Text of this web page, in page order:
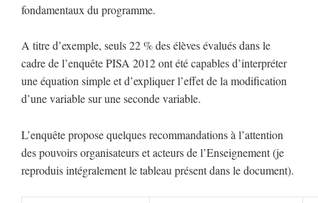
fondamentaux du programme.
A titre d’exemple, seuls 22 % des élèves évalués dans le
cadre de l’enquête PISA 2012 ont été capables d’interpréter
une équation simple et d’expliquer l’effet de la modification
d’une variable sur une seconde variable.
L’enquête propose quelques recommandations à l’attention
des pouvoirs organisateurs et acteurs de l’Enseignement (je
reproduis intégralement le tableau présent dans le document).